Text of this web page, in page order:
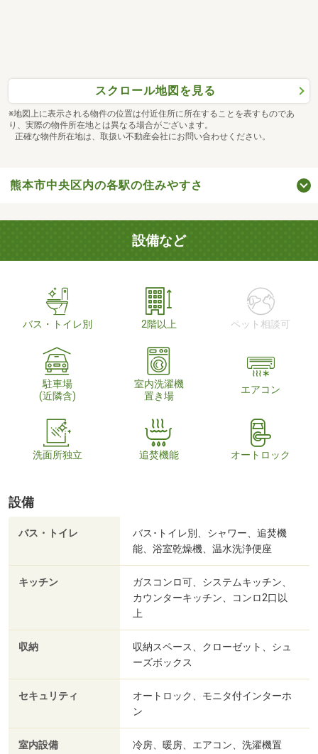
スクロール地図を見る
※地図上に表示される物件の位置は付近住所に所在することを表すものであ
り、実際の物件所在地とは異なる場合がございます。
正確な物件所在地は、取扱い不動産会社にお問い合わせください。
熊本市中央区内の各駅の住みやすさ
設備など
バス・トイレ別 2階以上 ペット相談可
駐車場
(近隣含)
室内洗濯機
置き場
エアコン
洗面所独立 追焚機能 オートロック
設備
バス・トイレ
バス･トイレ別、シャワー、追焚機
能、浴室乾燥機、温水洗浄便座
キッチン
ガスコンロ可、システムキッチン、
カウンターキッチン、コンロ2口以
上
収納
収納スペース、クローゼット、シュ
ーズボックス
セキュリティ
オートロック、モニタ付インターホ
ン
室内設備
冷房、暖房、エアコン、洗濯機置